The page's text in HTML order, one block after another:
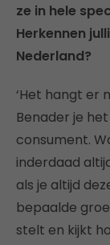
ze in hele
Herkennen
Nederland?
‘Het hangt er
Benader je
consument.
inderdaad
als je altijd
bepaalde
stelt en kijkt